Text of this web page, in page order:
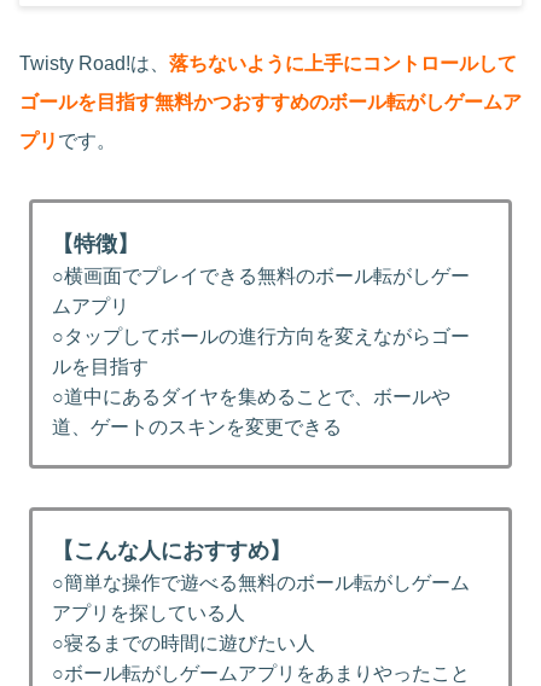
Twisty Road!は、 落ちないように上手にコントロールして
ゴールを目指す無料かつおすすめのボール転がしゲームア
プリ です。
【特徴】
○横画面でプレイできる無料のボール転がしゲー
ムアプリ
○タップしてボールの進行方向を変えながらゴー
ルを目指す
○道中にあるダイヤを集めることで、ボールや
道、ゲートのスキンを変更できる
【こんな人におすすめ】
○簡単な操作で遊べる無料のボール転がしゲーム
アプリを探している人
○寝るまでの時間に遊びたい人
○ボール転がしゲームアプリをあまりやったこと